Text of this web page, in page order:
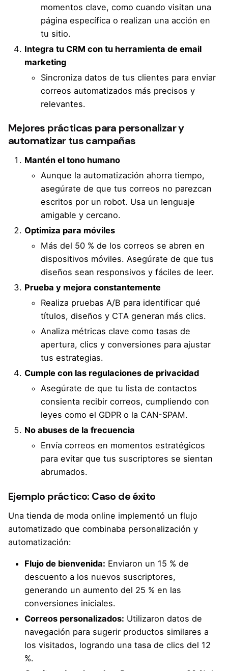
momentos clave, como cuando visitan una
página específica o realizan una acción en
tu sitio.
Integra tu CRM con tu herramienta de email
marketing
Sincroniza datos de tus clientes para enviar
correos automatizados más precisos y
relevantes.
Mejores prácticas para personalizar y
automatizar tus campañas
Mantén el tono humano
Aunque la automatización ahorra tiempo,
asegúrate de que tus correos no parezcan
escritos por un robot. Usa un lenguaje
amigable y cercano.
Optimiza para móviles
Más del 50 % de los correos se abren en
dispositivos móviles. Asegúrate de que tus
diseños sean responsivos y fáciles de leer.
Prueba y mejora constantemente
Realiza pruebas A/B para identificar qué
títulos, diseños y CTA generan más clics.
Analiza métricas clave como tasas de
apertura, clics y conversiones para ajustar
tus estrategias.
Cumple con las regulaciones de privacidad
Asegúrate de que tu lista de contactos
consienta recibir correos, cumpliendo con
leyes como el GDPR o la CAN-SPAM.
No abuses de la frecuencia
Envía correos en momentos estratégicos
para evitar que tus suscriptores se sientan
abrumados.
Ejemplo práctico: Caso de éxito
Una tienda de moda online implementó un flujo
automatizado que combinaba personalización y
automatización:
Flujo de bienvenida: Enviaron un 15 % de
descuento a los nuevos suscriptores,
generando un aumento del 25 % en las
conversiones iniciales.
Correos personalizados: Utilizaron datos de
navegación para sugerir productos similares a
los visitados, logrando una tasa de clics del 12
%.